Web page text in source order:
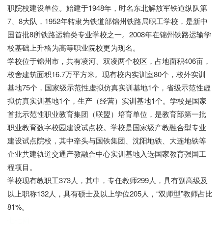
职院校建设单位。始建于1948年，时名东北解放军铁道纵队第
7、8大队，1952年转隶为铁道部锦州铁路局职工学校，是新中
国首批8所铁路运输类专业学校之一。2008年在锦州铁路运输学
校基础上升格为高等职业院校更为现名。
学校位于锦州市，共有凌河、双凌两个校区，占地面积406亩，
校舍建筑面积16.7万平方米。现有校内实训室80个，校外实训
基地75个，国家级示范性虚拟仿真实训基地1个，省级示范性虚
拟仿真实训基地1个，生产（经营）实训基地1个。学校是国家
首批示范性职业教育集团（联盟）培育单位，是教育部第一批
职业教育数字校园建设试点校。学校是国家级产教融合型专业
建设试点院校，其中牵头与国铁集团、沈阳地铁、大连地铁等
企业共建轨道交通产教融合中心实训基地入选国家教育强国工
程项目。
学校现有教职工373人，其中，专任教师299人，具有副高级及
以上职称132人，具有硕士及以上学位205人，“双师型”教师占比
81%。